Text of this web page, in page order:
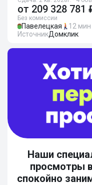
от 209 328 781
Без комиссии
Павелецкая
12 мин
ИсточникДомклик
Наши
просмотры
спокойно